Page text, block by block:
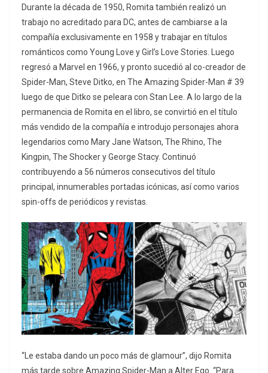
Durante la década de 1950, Romita también realizó un
trabajo no acreditado para DC, antes de cambiarse a la
compañía exclusivamente en 1958 y trabajar en títulos
románticos como Young Love y Girl’s Love Stories. Luego
regresó a Marvel en 1966, y pronto sucedió al co-creador de
Spider-Man, Steve Ditko, en The Amazing Spider-Man # 39
luego de que Ditko se peleara con Stan Lee. A lo largo de la
permanencia de Romita en el libro, se convirtió en el título
más vendido de la compañía e introdujo personajes ahora
legendarios como Mary Jane Watson, The Rhino, The
Kingpin, The Shocker y George Stacy. Continuó
contribuyendo a 56 números consecutivos del título
principal, innumerables portadas icónicas, así como varios
spin-offs de periódicos y revistas.
“Le estaba dando un poco más de glamour”, dijo Romita
más tarde sobre Amazing Spider-Man a Alter Ego. “Para